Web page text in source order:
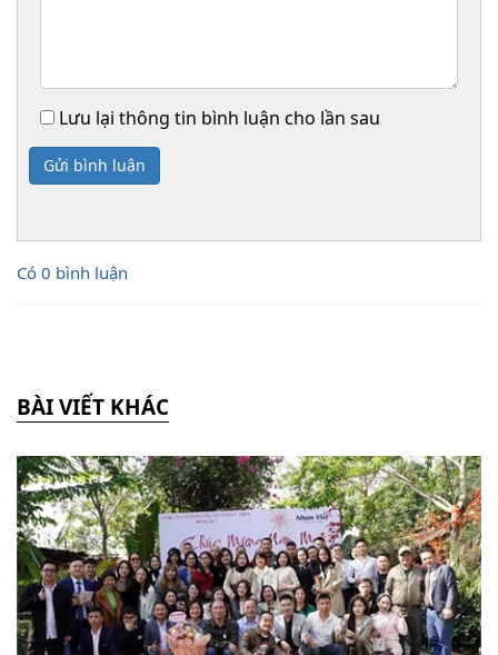
Lưu lại thông tin bình luận cho lần sau
Gửi bình luận
Có 0 bình luận
BÀI VIẾT KHÁC